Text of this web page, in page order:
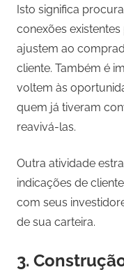
Isto significa
conexões
ajustem ao
cliente. Também é
voltem às
quem já tiveram
reavivá-las.
Outra atividade
indicações de
com seus
de sua carteira.
3.